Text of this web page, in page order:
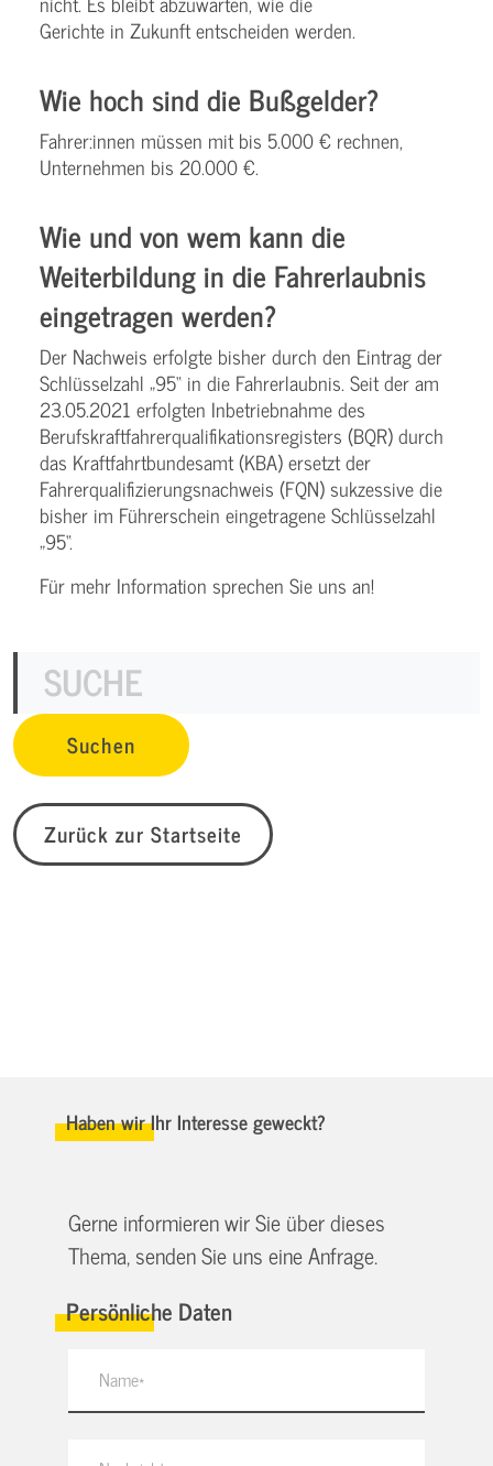
Gerichte in Zukunft entscheiden werden.
Wie hoch sind die Bußgelder?
Fahrer:innen müssen mit bis 5.000 € rechnen,
Unternehmen bis 20.000 €.
Wie und von wem kann die
Weiterbildung in die Fahrerlaubnis
eingetragen werden?
Der Nachweis erfolgte bisher durch den Eintrag der
Schlüsselzahl „95“ in die Fahrerlaubnis. Seit der am
23.05.2021 erfolgten Inbetriebnahme des
Berufskraftfahrerqualifikationsregisters (BQR) durch
das Kraftfahrtbundesamt (KBA) ersetzt der
Fahrerqualifizierungsnachweis (FQN) sukzessive die
bisher im Führerschein eingetragene Schlüsselzahl
„95“.
Für mehr Information sprechen Sie uns an!
Zurück zur Startseite
Haben wir Ihr Interesse geweckt?
Gerne informieren wir Sie über dieses
Thema, senden Sie uns eine Anfrage.
Persönliche Daten